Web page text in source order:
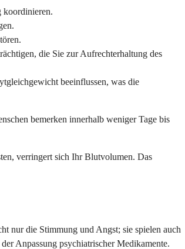
koordinieren.
die Sie zur Aufrechterhaltung des
beeinflussen, was die
bemerken innerhalb weniger Tage bis
verringert sich Ihr Blutvolumen. Das
nur die Stimmung und Angst; sie spielen auch
Anpassung psychiatrischer Medikamente.